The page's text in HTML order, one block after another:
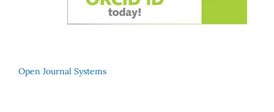
Open Journal Systems